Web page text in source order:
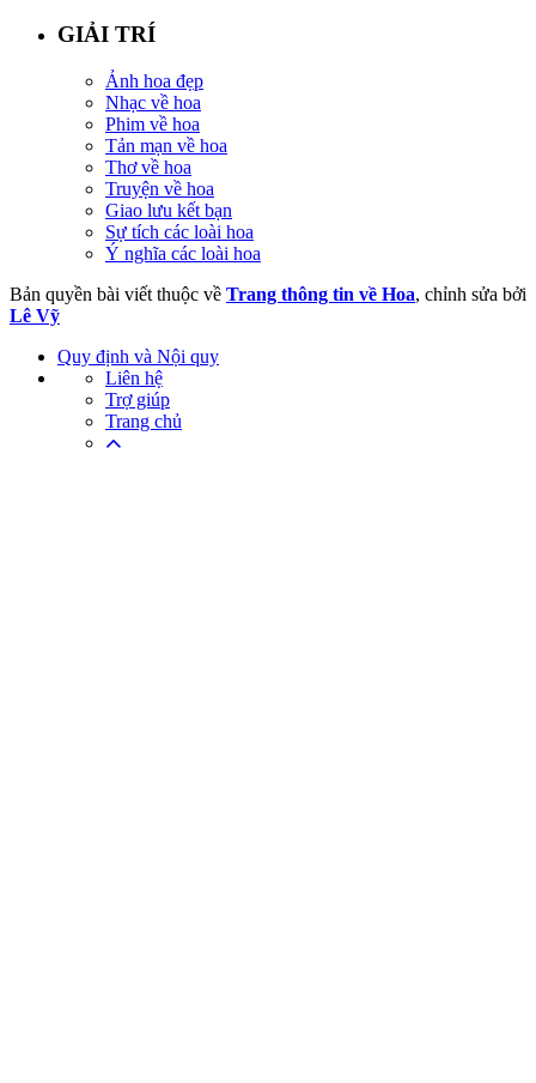
GIẢI TRÍ
Ảnh hoa đẹp
Nhạc về hoa
Phim về hoa
Tản mạn về hoa
Thơ về hoa
Truyện về hoa
Giao lưu kết bạn
Sự tích các loài hoa
Ý nghĩa các loài hoa
Bản quyền bài viết thuộc về Trang thông tin về Hoa, chỉnh sửa bởi
Lê Vỹ
Quy định và Nội quy
Liên hệ
Trợ giúp
Trang chủ